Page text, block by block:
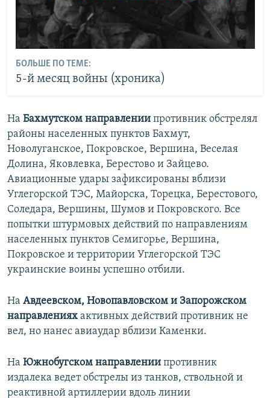
БОЛЬШЕ ПО ТЕМЕ:
5-й месяц войны (хроника)
На Бахмутском направлении противник обстрелял
районы населенных пунктов Бахмут,
Новолуганское, Покровское, Вершина, Веселая
Долина, Яковлевка, Берестово и Зайцево.
Авиационные удары зафиксированы вблизи
Углегорской ТЭС, Майорска, Торецка, Берестового,
Соледара, Вершины, Шумов и Покровского. Все
попытки штурмовых действий по направлениям
населенных пунктов Семигорье, Вершина,
Покровское и территории Углегорской ТЭС
украинские воины успешно отбили.
На Авдеевском, Новопавловском и Запорожском
направлениях активных действий противник не
вел, но нанес авиаудар вблизи Каменки.
На Южнобугском направлении противник
издалека ведет обстрелы из танков, ствольной и
реактивной артиллерии вдоль линии